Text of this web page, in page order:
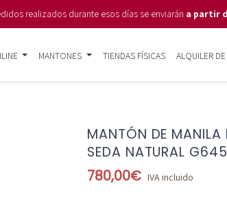
realizados durante esos días se enviarán a partir
MANTONES TIENDAS FÍSICAS ALQUILER
MANTÓN DE
SEDA NATURAL G645
780,00€ IVA incluido